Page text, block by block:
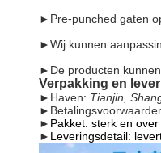
►Pre-punched gaten
►Wij kunnen
►De producten
Verpakking en
► Haven: Tianjin,
►
► Pakket: sterk en
► Leveringsdetail: